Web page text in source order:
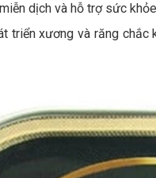
dịch và hỗ trợ sức
triển xương và răng